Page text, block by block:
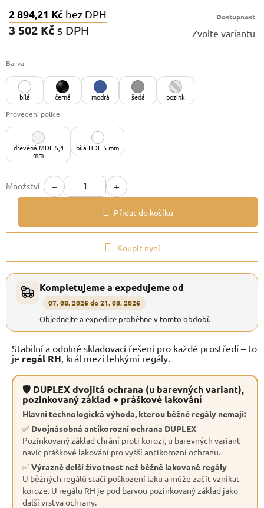
2 894,21 Kč bez DPH
3 502 Kč s DPH
Dostupnost
Zvolte variantu
Barva
bílá černá modrá šedá
pozink
Provedení police
dřevěná MDF 5,4
mm
bílá HDF 5 mm
Množství − +
Přidat do košíku
Koupit nyní
Kompletujeme a expedujeme od
07. 08. 2026 do 21. 08. 2026
Objednejte a expedice proběhne v tomto období.
Stabilní a odolné skladovací řešení pro každé prostředí – to
je regál RH , král mezi lehkými regály.
🛡 DUPLEX dvojitá ochrana (u barevných variant),
pozinkovaný základ + práškové lakování
Hlavní technologická výhoda, kterou běžné regály nemají:
✅ Dvojnásobná antikorozní ochrana DUPLEX
Pozinkovaný základ chrání proti korozi, u barevných variant
navíc práškové lakování pro vyšší antikorozní ochranu.
✅Výrazně delší životnost než běžně lakované regály
U běžných regálů stačí poškození laku a může začít vznikat
koroze. U regálu RH je pod barvou pozinkovaný základ jako
další vrstva ochrany.